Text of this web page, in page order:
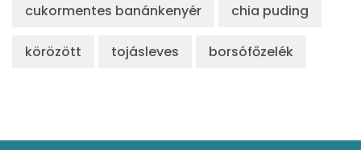
cukormentes banánkenyér chia puding
körözött tojásleves borsófőzelék